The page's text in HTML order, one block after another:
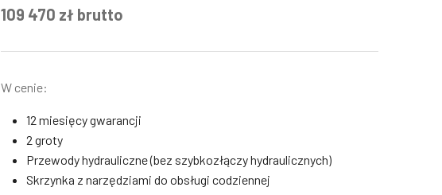
109 470 zł brutto
W cenie:
12 miesięcy gwarancji
2 groty
Przewody hydrauliczne (bez szybkozłączy hydraulicznych)
Skrzynka z narzędziami do obsługi codziennej